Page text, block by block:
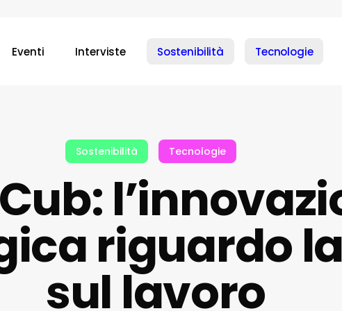
Eventi Interviste Sostenibilità Tecnologie
Sostenibilità Tecnologie
riguardo
sul lavoro